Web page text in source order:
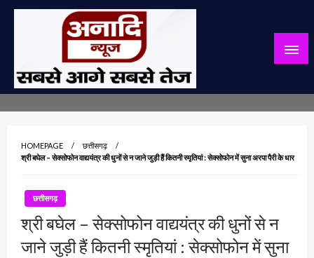
Skip
सबसे आगे सबसे तेज
HOMEPAGE
छत्तीसगढ़
श्री बघेल – सेक्सोफोन वाद्ययंत्र की धुनों से न जाने जुड़ी हैं कितनी स्मृतियां : सेक्सोफोन में सुना अरपा पैरी के धार
छत्तीसगढ़
श्री बघेल – सेक्सोफोन वाद्ययंत्र की धुनों से न
जाने जुड़ी हैं कितनी स्मृतियां : सेक्सोफोन में सुना